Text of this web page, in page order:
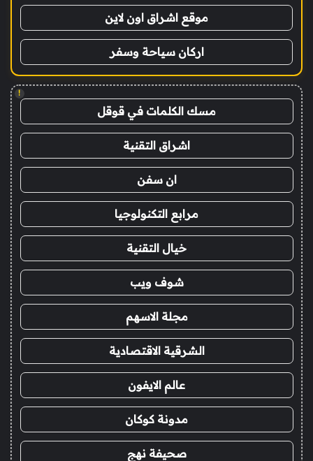
موقع اشراق اون لاين
اركان سياحة وسفر
!
مسك الكلمات في قوقل
اشراق التقنية
ان سفن
مرابع التكنولوجيا
خيال التقنية
شوف ويب
مجلة الاسهم
الشرقية الاقتصادية
عالم الايفون
مدونة كوكان
صحيفة نهج